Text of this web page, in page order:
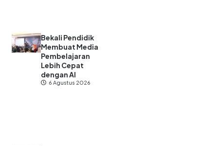
Bekali Pendidik
Membuat Media
Pembelajaran
Lebih Cepat
dengan AI
6 Agustus 2026